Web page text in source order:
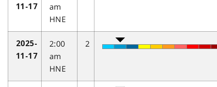
11-17
am
HNE
2025-
11-17
2:00
am
HNE
2